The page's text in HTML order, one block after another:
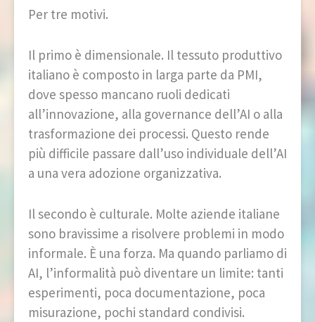
Per tre motivi.
Il primo è dimensionale. Il tessuto produttivo
italiano è composto in larga parte da PMI,
dove spesso mancano ruoli dedicati
all’innovazione, alla governance dell’AI o alla
trasformazione dei processi. Questo rende
più difficile passare dall’uso individuale dell’AI
a una vera adozione organizzativa.
Il secondo è culturale. Molte aziende italiane
sono bravissime a risolvere problemi in modo
informale. È una forza. Ma quando parliamo di
AI, l’informalità può diventare un limite: tanti
esperimenti, poca documentazione, poca
misurazione, pochi standard condivisi.